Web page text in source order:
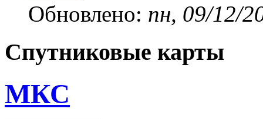
Обновлено: пн, 09/12/
Спутниковые карты
МКС